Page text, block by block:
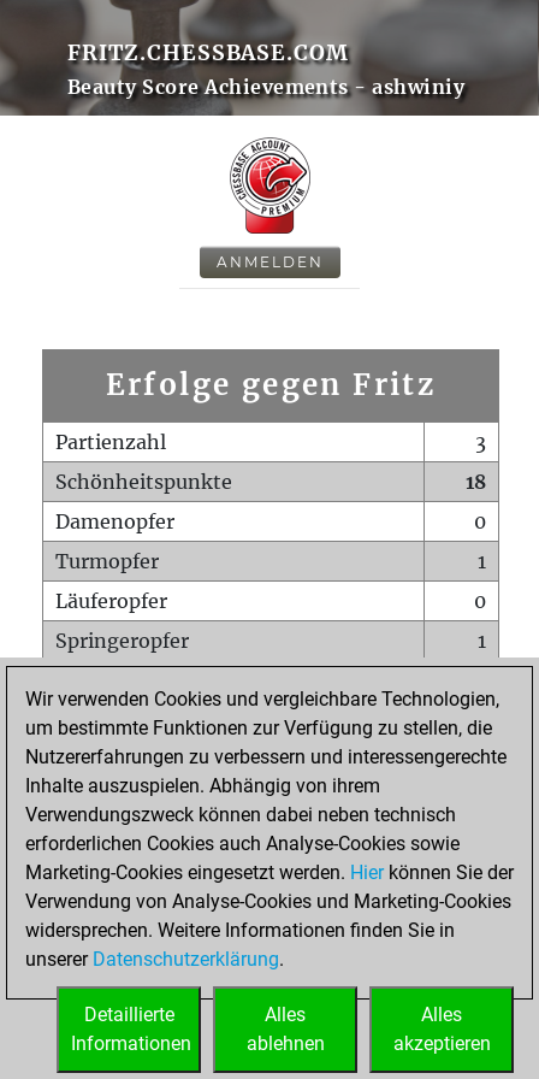
FRITZ.CHESSBASE.COM
Beauty Score Achievements - ashwiniy
ANMELDEN
Erfolge gegen Fritz
Partienzahl
3
Schönheitspunkte
18
Damenopfer
0
Turmopfer
1
Läuferopfer
0
Springeropfer
1
Matt auf vollem Brett
0
Bauer setzt Matt
0
Erstickte Matts
Unterverwandlungen
Türme auf der siebten
0
STARTSEITE
Wir verwenden Cookies und vergleichbare Technologien,
um bestimmte Funktionen zur Verfügung zu stellen, die
Nutzererfahrungen zu verbessern und interessengerechte
Inhalte auszuspielen. Abhängig von ihrem
Verwendungszweck können dabei neben technisch
erforderlichen Cookies auch Analyse-Cookies sowie
Marketing-Cookies eingesetzt werden. Hierkönnen Sie der
Verwendung von Analyse-Cookies und Marketing-Cookies
widersprechen. Weitere Informationen finden Sie in
unserer Datenschutzerklärung.
Alles
akzeptieren
Alles
ablehnen
Detaillierte
Informationen